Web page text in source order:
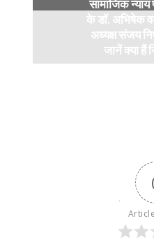
सामाजिक
के डॉ. अभिषेक
अध्यक्ष संजय
जानें क्या हैं